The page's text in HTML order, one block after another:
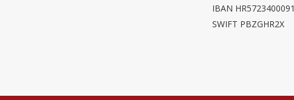
IBAN
SWIFT PBZGHR2X